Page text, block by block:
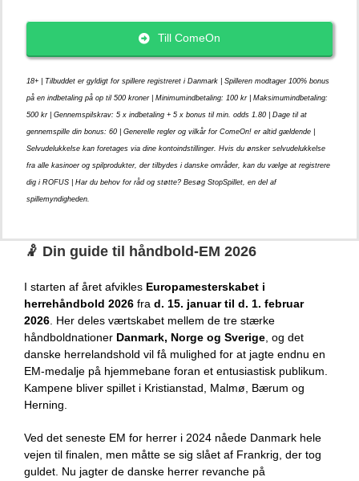
Till ComeOn
18+ | Tilbuddet er gyldigt for spillere registreret i Danmark | Spilleren modtager 100% bonus
på en indbetaling på op til 500 kroner | Minimumindbetaling: 100 kr | Maksimumindbetaling:
500 kr | Gennemspilskrav: 5 x indbetaling + 5 x bonus til min. odds 1.80 | Dage til at
gennemspille din bonus: 60 | Generelle regler og vilkår for ComeOn! er altid gældende |
Selvudelukkelse kan foretages via dine kontoindstillinger. Hvis du ønsker selvudelukkelse
fra alle kasinoer og spilprodukter, der tilbydes i danske områder, kan du vælge at registrere
dig i ROFUS | Har du behov for råd og støtte? Besøg StopSpillet, en del af
spillemyndigheden.
🤾 Din guide til håndbold-EM 2026
I starten af året afvikles Europamesterskabet i
herrehåndbold 2026fra d. 15. januar til d. 1. februar
2026. Her deles værtskabet mellem de tre stærke
håndboldnationer Danmark, Norge og Sverige, og det
danske herrelandshold vil få mulighed for at jagte endnu en
EM-medalje på hjemmebane foran et entusiastisk publikum.
Kampene bliver spillet i Kristianstad, Malmø, Bærum og
Herning.
Ved det seneste EM for herrer i 2024 nåede Danmark hele
vejen til finalen, men måtte se sig slået af Frankrig, der tog
guldet. Nu jagter de danske herrer revanche på